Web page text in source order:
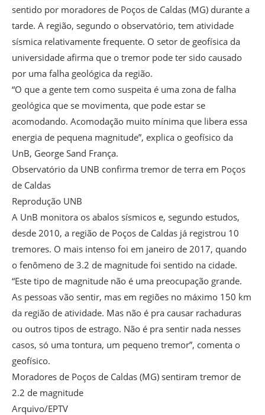
sentido por moradores de Poços de Caldas (MG) durante a
tarde. A região, segundo o observatório, tem atividade
sísmica relativamente frequente. O setor de geofísica da
universidade afirma que o tremor pode ter sido causado
por uma falha geológica da região.
“O que a gente tem como suspeita é uma zona de falha
geológica que se movimenta, que pode estar se
acomodando. Acomodação muito mínima que libera essa
energia de pequena magnitude”, explica o geofísico da
UnB, George Sand França.
Observatório da UNB confirma tremor de terra em Poços
de Caldas
Reprodução UNB
A UnB monitora os abalos sísmicos e, segundo estudos,
desde 2010, a região de Poços de Caldas já registrou 10
tremores. O mais intenso foi em janeiro de 2017, quando
o fenômeno de 3.2 de magnitude foi sentido na cidade.
“Este tipo de magnitude não é uma preocupação grande.
As pessoas vão sentir, mas em regiões no máximo 150 km
da região de atividade. Mas não é pra causar rachaduras
ou outros tipos de estrago. Não é pra sentir nada nesses
casos, só uma tontura, um pequeno tremor”, comenta o
geofísico.
Moradores de Poços de Caldas (MG) sentiram tremor de
2.2 de magnitude
Arquivo/EPTV